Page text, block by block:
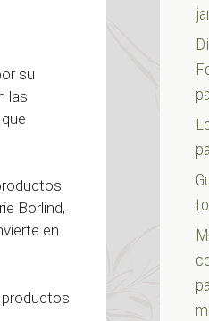
su
las
Borlind,
en